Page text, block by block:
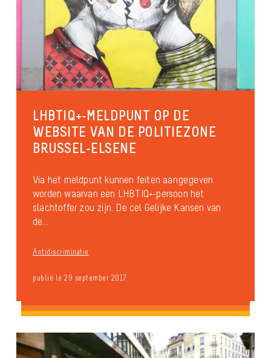
LHBTIQ+-MELDPUNT OP DE
WEBSITE VAN DE POLITIEZONE
BRUSSEL-ELSENE
Via het meldpunt kunnen feiten aangegeven
worden waarvan een LHBTIQ+-persoon het
slachtoffer zou zijn. De cel Gelijke Kansen van
de...
Antidiscriminatie
publié le 29 september 2017